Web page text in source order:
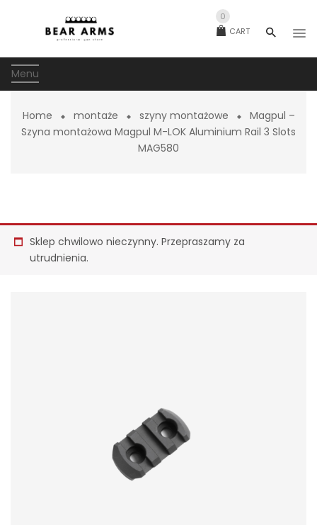
CART
0
Menu
Home montaże szyny montażowe
Magpul –
Szyna montażowa Magpul M-LOK Aluminium Rail 3 Slots
MAG580
Sklep chwilowo nieczynny. Przepraszamy za
utrudnienia.